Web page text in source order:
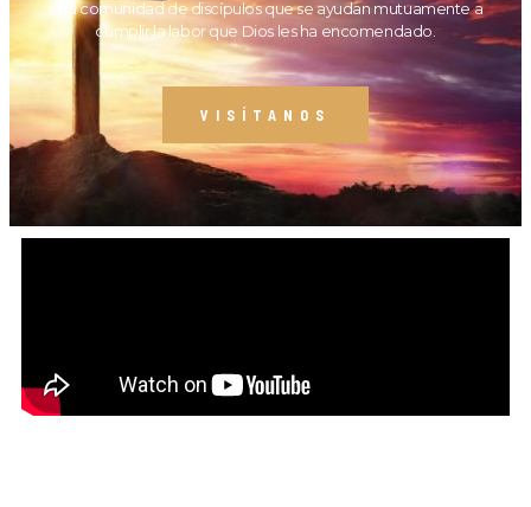
Una comunidad de discípulos que se ayudan mutuamente a
cumplir la labor que Dios les ha encomendado.
VISÍTANOS